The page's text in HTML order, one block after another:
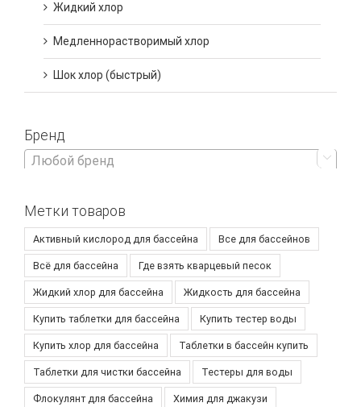
Жидкий хлор
Медленнорастворимый хлор
Шок хлор (быстрый)
Бренд
Любой бренд 
Метки товаров
Активный кислород для бассейна Все для бассейнов
Всё для бассейна Где взять кварцевый песок
Жидкий хлор для бассейна Жидкость для бассейна
Купить таблетки для бассейна Купить тестер воды
Купить хлор для бассейна Таблетки в бассейн купить
Таблетки для чистки бассейна Тестеры для воды
Флокулянт для бассейна Химия для джакузи